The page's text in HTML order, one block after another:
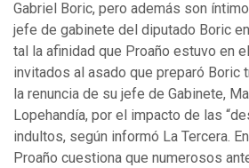
Gabriel Boric, pero además son
jefe de gabinete del diputado Boric
tal la afinidad que Proaño estuvo en
invitados al asado que preparó Boric
la renuncia de su jefe de Gabinete,
Lopehandía, por el impacto de las
indultos, según informó La Tercera.
Proaño cuestiona que numerosos